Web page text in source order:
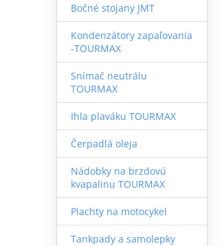
Bočné stojany JMT
Kondenzátory zapaľovania
-TOURMAX
Snímač neutrálu
TOURMAX
Ihla plaváku TOURMAX
Čerpadlá oleja
Nádobky na brzdovú
kvapalinu TOURMAX
Plachty na motocykel
Tankpady a samolepky